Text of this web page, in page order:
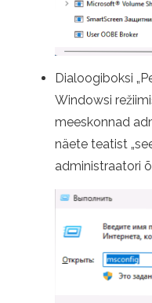
Dialoogiboksi
Windowsi
meeskonnad
näete teatist
administraatori